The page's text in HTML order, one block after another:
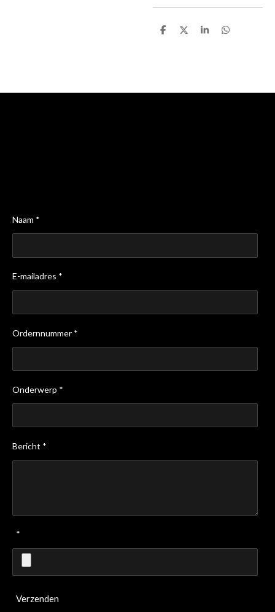
D
D
S
D
Naam *
E-mailadres *
Ordernnummer *
Onderwerp *
Bericht *
*
Verzenden